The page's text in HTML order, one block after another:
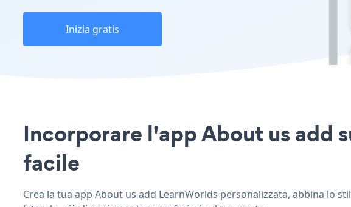
Inizia gratis
Incorporare l'app About us add
facile
Crea la tua app About us add LearnWorlds personalizzata, abbina lo